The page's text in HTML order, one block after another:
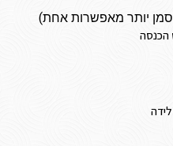
לסמן יותר מאפשרות אחת)
הכנסה